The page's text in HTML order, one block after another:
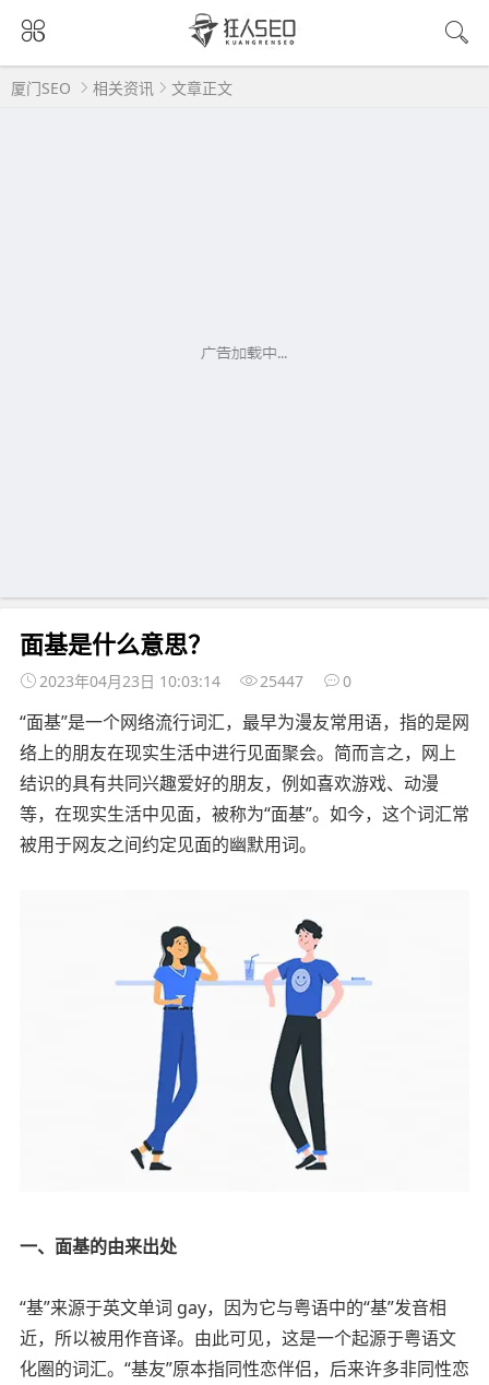
厦门SEO 相关资讯 文章正文
面基是什么意思？
2023年04月23日 10:03:14 25447 0
“面基”是一个网络流行词汇，最早为漫友常用语，指的是网
络上的朋友在现实生活中进行见面聚会。简而言之，网上
结识的具有共同兴趣爱好的朋友，例如喜欢游戏、动漫
等，在现实生活中见面，被称为“面基”。如今，这个词汇常
被用于网友之间约定见面的幽默用词。
一、面基的由来出处
“基”来源于英文单词 gay，因为它与粤语中的“基”发音相
近，所以被用作音译。由此可见，这是一个起源于粤语文
化圈的词汇。“基友”原本指同性恋伴侣，后来许多非同性恋